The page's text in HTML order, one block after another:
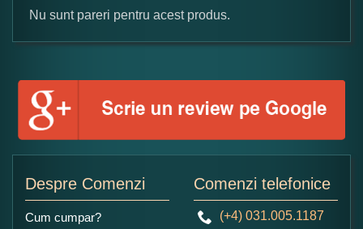
Formular pareri client
Numele dumneavoastra:
Nu sunt pareri pentru acest produs.
Despre Comenzi
Cum cumpar?
Comenzi telefonice
(+4) 031.005.1187